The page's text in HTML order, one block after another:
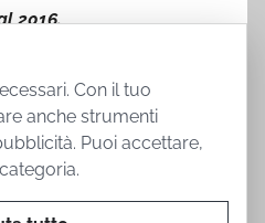
2016.
Con il tuo
anche strumenti
Puoi accettare,